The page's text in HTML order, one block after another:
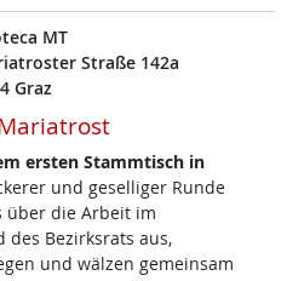
MT
Straße 142a
Graz
ersten Stammtisch in
und geselliger Runde
über die Arbeit im
des Bezirksrats aus,
und wälzen gemeinsam